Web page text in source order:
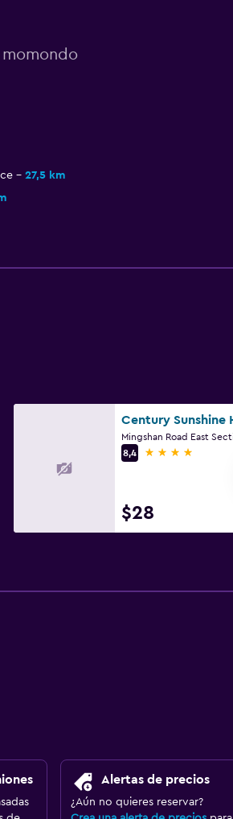
27,5 km
8,4
4 estrellas
$28
Alertas de precios
¿Aún no quieres reservar?